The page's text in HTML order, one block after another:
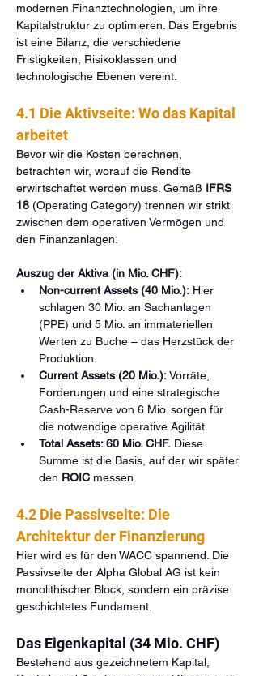
modernen Finanztechnologien, um ihre
Kapitalstruktur zu optimieren. Das Ergebnis
ist eine Bilanz, die verschiedene
Fristigkeiten, Risikoklassen und
technologische Ebenen vereint.
4.1 Die Aktivseite: Wo das Kapital
arbeitet
Bevor wir die Kosten berechnen,
betrachten wir, worauf die Rendite
erwirtschaftet werden muss. Gemäß IFRS
18 (Operating Category) trennen wir strikt
zwischen dem operativen Vermögen und
den Finanzanlagen.
Auszug der Aktiva (in Mio. CHF):
Non-current Assets (40 Mio.): Hier
schlagen 30 Mio. an Sachanlagen
(PPE) und 5 Mio. an immateriellen
Werten zu Buche – das Herzstück der
Produktion.
Current Assets (20 Mio.): Vorräte,
Forderungen und eine strategische
Cash-Reserve von 6 Mio. sorgen für
die notwendige operative Agilität.
Total Assets: 60 Mio. CHF. Diese
Summe ist die Basis, auf der wir später
den ROIC messen.
4.2 Die Passivseite: Die
Architektur der Finanzierung
Hier wird es für den WACC spannend. Die
Passivseite der Alpha Global AG ist kein
monolithischer Block, sondern ein präzise
geschichtetes Fundament.
Das Eigenkapital (34 Mio. CHF)
Bestehend aus gezeichnetem Kapital,